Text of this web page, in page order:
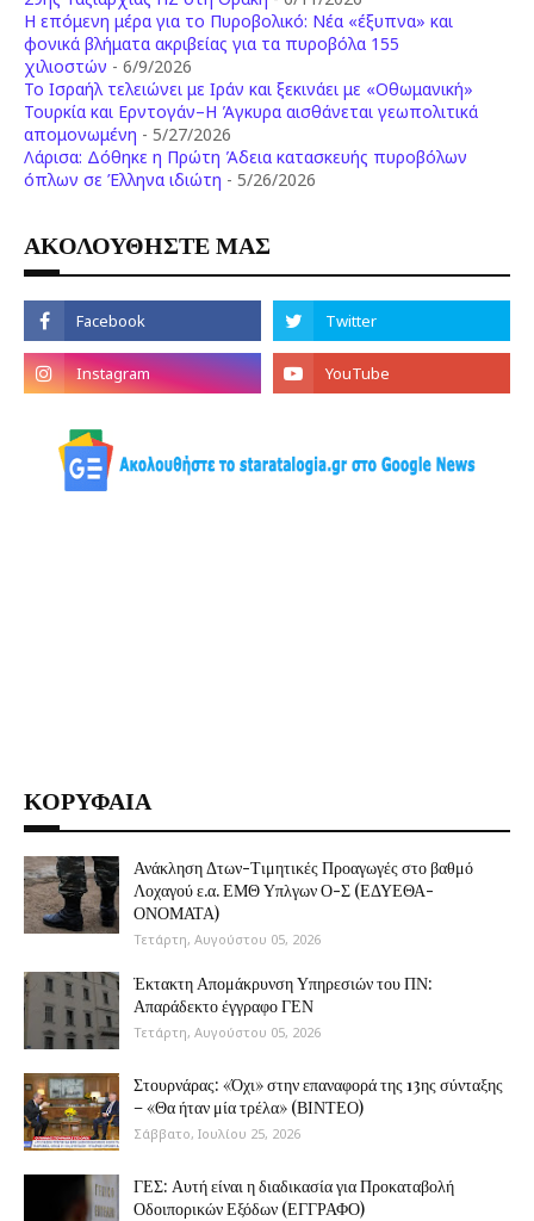
Η επόμενη μέρα για το Πυροβολικό: Νέα «έξυπνα» και
φονικά βλήματα ακριβείας για τα πυροβόλα 155
χιλιοστών - 6/9/2026
Το Ισραήλ τελειώνει με Ιράν και ξεκινάει με «Οθωμανική»
Τουρκία και Ερντογάν–Η Άγκυρα αισθάνεται γεωπολιτικά
απομονωμένη - 5/27/2026
Λάρισα: Δόθηκε η Πρώτη Άδεια κατασκευής πυροβόλων
όπλων σε Έλληνα ιδιώτη - 5/26/2026
ΑΚΟΛΟΥΘΗΣΤΕ ΜΑΣ
ΚΟΡΥΦΑΙΑ
Ανάκληση Δτων-Τιμητικές Προαγωγές στο βαθμό
Λοχαγού ε.α. ΕΜΘ Υπλγων Ο-Σ (ΕΔΥΕΘΑ-
ΟΝΟΜΑΤΑ)
Τετάρτη, Αυγούστου 05, 2026
Έκτακτη Απομάκρυνση Υπηρεσιών του ΠΝ:
Απαράδεκτο έγγραφο ΓΕΝ
Τετάρτη, Αυγούστου 05, 2026
Στουρνάρας: «Όχι» στην επαναφορά της 13ης σύνταξης
– «Θα ήταν μία τρέλα» (ΒΙΝΤΕΟ)
Σάββατο, Ιουλίου 25, 2026
ΓΕΣ: Αυτή είναι η διαδικασία για Προκαταβολή
Οδοιπορικών Εξόδων (ΕΓΓΡΑΦΟ)